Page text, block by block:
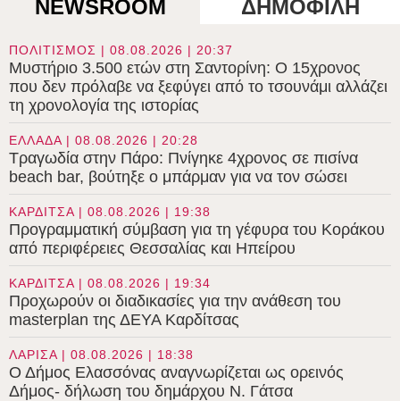
NEWSROOM ΔΗΜΟΦΙΛΗ
ΠΟΛΙΤΙΣΜΟΣ | 08.08.2026 | 20:37
Μυστήριο 3.500 ετών στη Σαντορίνη: Ο 15χρονος
που δεν πρόλαβε να ξεφύγει από το τσουνάμι αλλάζει
τη χρονολογία της ιστορίας
ΕΛΛΑΔΑ | 08.08.2026 | 20:28
Τραγωδία στην Πάρο: Πνίγηκε 4χρονος σε πισίνα
beach bar, βούτηξε ο μπάρμαν για να τον σώσει
ΚΑΡΔΙΤΣΑ | 08.08.2026 | 19:38
Προγραμματική σύμβαση για τη γέφυρα του Κοράκου
από περιφέρειες Θεσσαλίας και Ηπείρου
ΚΑΡΔΙΤΣΑ | 08.08.2026 | 19:34
Προχωρούν οι διαδικασίες για την ανάθεση του
masterplan της ΔΕΥΑ Καρδίτσας
ΛΑΡΙΣΑ | 08.08.2026 | 18:38
Ο Δήμος Ελασσόνας αναγνωρίζεται ως ορεινός
Δήμος- δήλωση του δημάρχου Ν. Γάτσα